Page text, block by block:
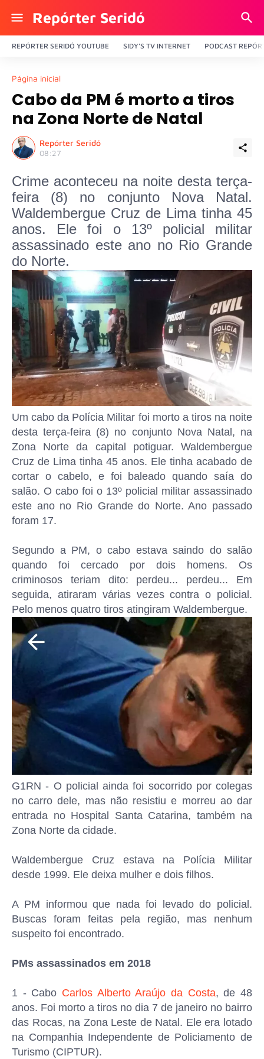
Repórter Seridó
REPÓRTER SERIDÓ YOUTUBE SIDY'S TV INTERNET PODCAST
Página inicial
Cabo da PM é morto a tiros
na Zona Norte de Natal
Repórter Seridó
08:27
Crime aconteceu na noite desta terça-
feira (8) no conjunto Nova Natal.
Waldembergue Cruz de Lima tinha 45
anos. Ele foi o 13º policial militar
assassinado este ano no Rio Grande
do Norte.
Um cabo da Polícia Militar foi morto a tiros na noite
desta terça-feira (8) no conjunto Nova Natal, na
Zona Norte da capital potiguar. Waldembergue
Cruz de Lima tinha 45 anos. Ele tinha acabado de
cortar o cabelo, e foi baleado quando saía do
salão. O cabo foi o 13º policial militar assassinado
este ano no Rio Grande do Norte. Ano passado
foram 17.
Segundo a PM, o cabo estava saindo do salão
quando foi cercado por dois homens. Os
criminosos teriam dito: perdeu... perdeu... Em
seguida, atiraram várias vezes contra o policial.
Pelo menos quatro tiros atingiram Waldembergue.
G1RN - O policial ainda foi socorrido por colegas
no carro dele, mas não resistiu e morreu ao dar
entrada no Hospital Santa Catarina, também na
Zona Norte da cidade.
Waldembergue Cruz estava na Polícia Militar
desde 1999. Ele deixa mulher e dois filhos.
A PM informou que nada foi levado do policial.
Buscas foram feitas pela região, mas nenhum
suspeito foi encontrado.
PMs assassinados em 2018
1 - Cabo Carlos Alberto Araújo da Costa, de 48
anos. Foi morto a tiros no dia 7 de janeiro no bairro
das Rocas, na Zona Leste de Natal. Ele era lotado
na Companhia Independente de Policiamento de
Turismo (CIPTUR).